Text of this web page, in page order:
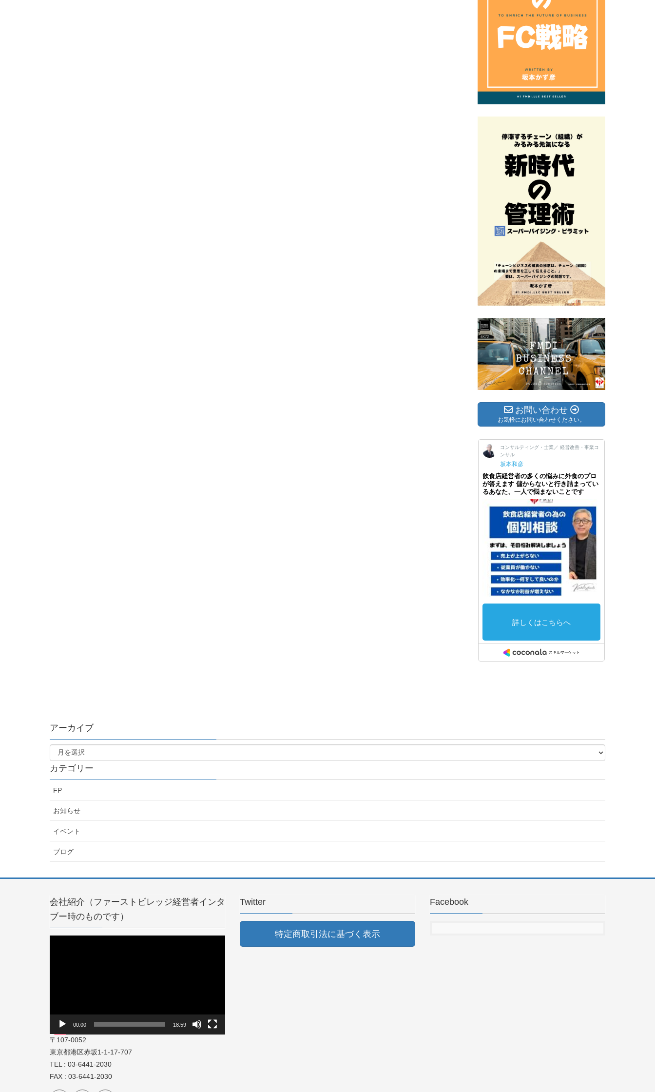
お問い合わせ
お気軽にお問い合わせください。
アーカイブ
カテゴリー
FP
お知らせ
イベント
ブログ
会社紹介（ファーストビレッジ経営者インタ
ブー時のものです）
00:00 18:59
〒107-0052
東京都港区赤坂1-1-17-707
TEL : 03-6441-2030
FAX : 03-6441-2030
Twitter
特定商取引法に基づく表示
Facebook